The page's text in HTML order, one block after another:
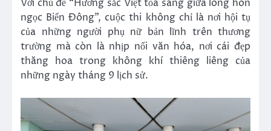
Với chủ đề “Hương sắc Việt tỏa sáng giữa lòng hòn
ngọc Biển Đông”, cuộc thi không chỉ là nơi hội tụ
của những người phụ nữ bản lĩnh trên thương
trường mà còn là nhịp nối văn hóa, nơi cái đẹp
thăng hoa trong không khí thiêng liêng của
những ngày tháng 9 lịch sử.